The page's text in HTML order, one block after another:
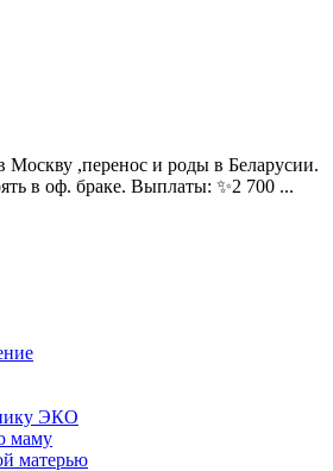
Москву ,перенос и роды в Беларусии.
в оф. браке. Выплаты: ✨2 700 ...
ЭКО
маму
матерью